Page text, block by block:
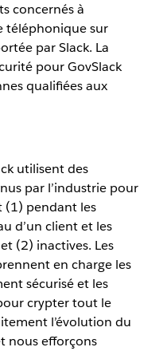
concernés à
téléphonique sur
par Slack. La
pour GovSlack
qualifiées aux
utilisent des
par l’industrie pour
(1) pendant les
d’un client et les
(2) inactives. Les
en charge les
sécurisé et les
crypter tout le
l’évolution du
nous efforçons